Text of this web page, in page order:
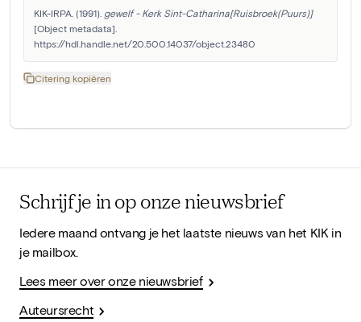
KIK-IRPA. (1991). gewelf - Kerk Sint-Catharina[Ruisbroek(Puurs)]
[Object metadata].
https://hdl.handle.net/20.500.14037/object.23480
Citering kopiëren
Schrijf je in op onze nieuwsbrief
Iedere maand ontvang je het laatste nieuws van het KIK in
je mailbox.
Lees meer over onze nieuwsbrief
Auteursrecht